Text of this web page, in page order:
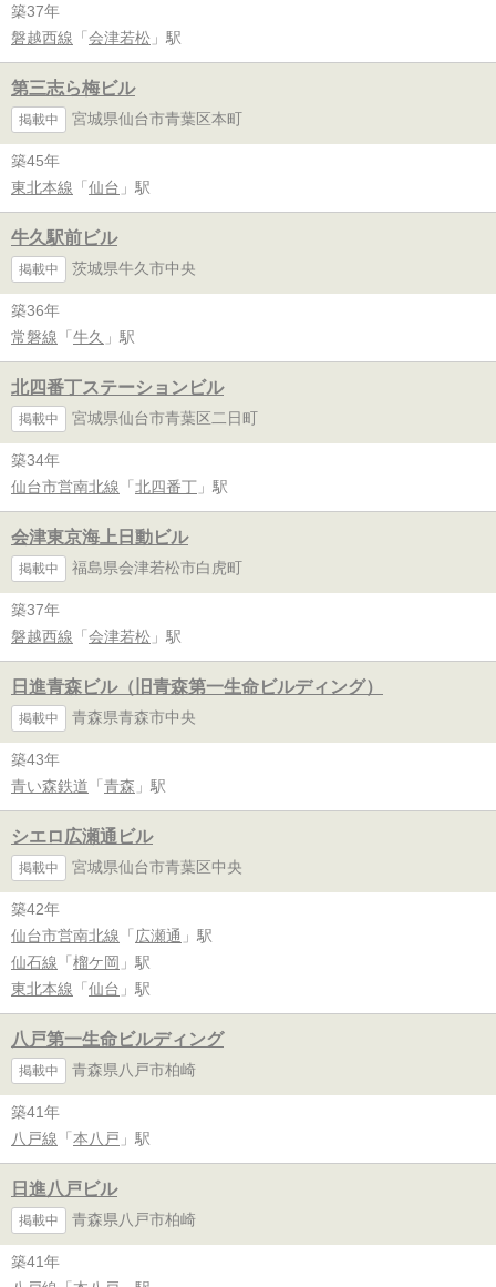
築37年
磐越西線 「 会津若松 」駅
第三志ら梅ビル
掲載中 宮城県仙台市青葉区本町
築45年
東北本線 「 仙台 」駅
牛久駅前ビル
掲載中 茨城県牛久市中央
築36年
常磐線 「 牛久 」駅
北四番丁ステーションビル
掲載中 宮城県仙台市青葉区二日町
築34年
仙台市営南北線 「 北四番丁 」駅
会津東京海上日動ビル
掲載中 福島県会津若松市白虎町
築37年
磐越西線 「 会津若松 」駅
日進青森ビル（旧青森第一生命ビルディング）
掲載中 青森県青森市中央
築43年
青い森鉄道 「 青森 」駅
シエロ広瀬通ビル
掲載中 宮城県仙台市青葉区中央
築42年
仙台市営南北線 「 広瀬通 」駅
仙石線 「 榴ケ岡 」駅
東北本線 「 仙台 」駅
八戸第一生命ビルディング
掲載中 青森県八戸市柏崎
築41年
八戸線 「 本八戸 」駅
日進八戸ビル
掲載中 青森県八戸市柏崎
築41年